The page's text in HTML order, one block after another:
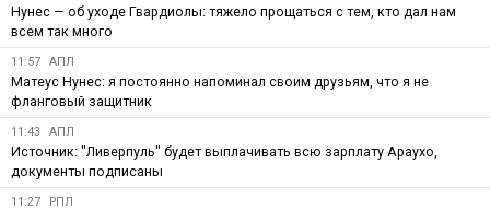
Нунес — об уходе Гвардиолы: тяжело прощаться с тем, кто дал нам
всем так много
11:57 АПЛ
Матеус Нунес: я постоянно напоминал своим друзьям, что я не
фланговый защитник
11:43 АПЛ
Источник: "Ливерпуль" будет выплачивать всю зарплату Араухо,
документы подписаны
11:27 РПЛ